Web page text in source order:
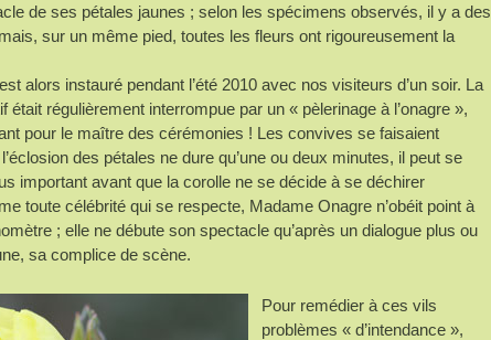
de ses pétales jaunes ; selon les spécimens observés, il y a des
sur un même pied, toutes les fleurs ont rigoureusement la
alors instauré pendant l’été 2010 avec nos visiteurs d’un soir. La
était régulièrement interrompue par un « pèlerinage à l’onagre »,
pour le maître des cérémonies ! Les convives se faisaient
des pétales ne dure qu’une ou deux minutes, il peut se
important avant que la corolle ne se décide à se déchirer
toute célébrité qui se respecte, Madame Onagre n’obéit point à
; elle ne débute son spectacle qu’après un dialogue plus ou
sa complice de scène.
Pour remédier à ces vils
problèmes « d’intendance »,